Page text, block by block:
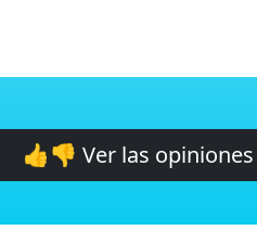
👍👎 Ver las opiniones